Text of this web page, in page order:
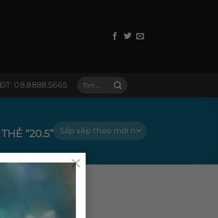
×
ĐT: 08.8888.5665
Tìm
“20.5”